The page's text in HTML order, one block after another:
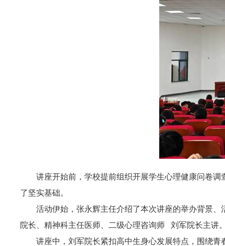
讲座开始前，学校提前组织开展学生心理健康问卷
了坚实基础。
活动伊始，张永辉主任介绍了本次讲座的举办背景
院长、精神科主任医师、
二级心理咨询师
刘军院长主讲
讲座中，刘军院长紧扣高中生身心发展特点，围绕